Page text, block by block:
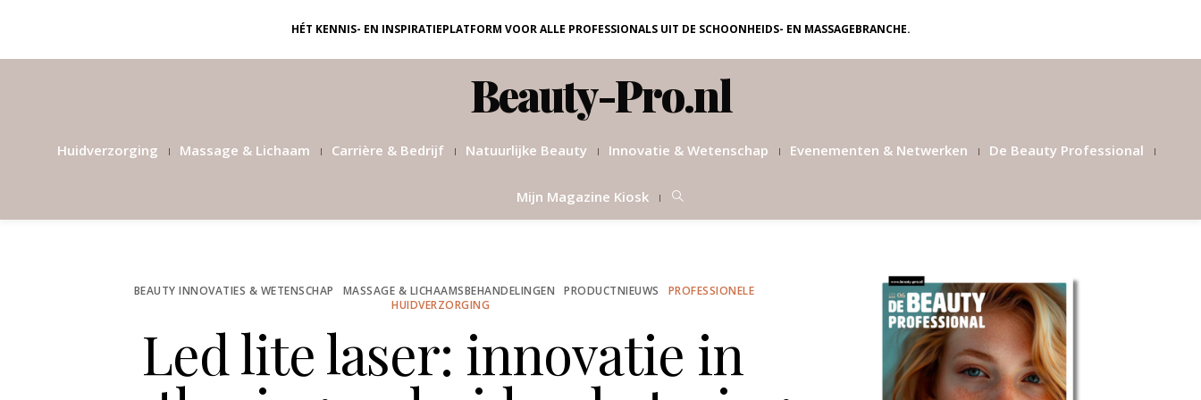
HÉT KENNIS- EN INSPIRATIEPLATFORM VOOR ALLE PROFESSIONALS UIT DE SCHOONHEIDS- EN MASSAGEBRANCHE.
Beauty-Pro.nl
Huidverzorging Massage & Lichaam Carrière & Bedrijf Natuurlijke Beauty Innovatie & Wetenschap Evenementen & Netwerken De Beauty Professional
Mijn Magazine Kiosk
BEAUTY INNOVATIES & WETENSCHAP MASSAGE & LICHAAMSBEHANDELINGEN PRODUCTNIEUWS
PROFESSIONELE
HUIDVERZORGING
Led lite laser: innovatie in